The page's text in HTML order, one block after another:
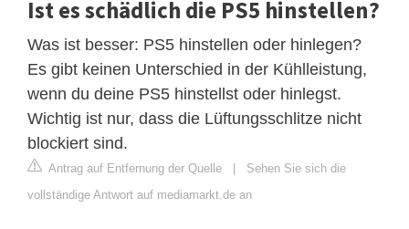
Ist es schädlich die PS5 hinstellen?
Was ist besser: PS5 hinstellen oder hinlegen?
Es gibt keinen Unterschied in der Kühlleistung,
wenn du deine PS5 hinstellst oder hinlegst.
Wichtig ist nur, dass die Lüftungsschlitze nicht
blockiert sind.
Antrag auf Entfernung der Quelle
Sehen Sie sich die
vollständige Antwort auf mediamarkt.de an